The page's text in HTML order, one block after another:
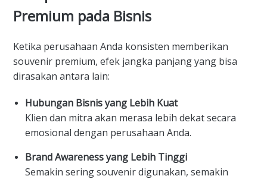
Premium pada Bisnis
Ketika perusahaan Anda konsisten memberikan
souvenir premium, efek jangka panjang yang bisa
dirasakan antara lain:
Hubungan Bisnis yang Lebih Kuat
Klien dan mitra akan merasa lebih dekat secara
emosional dengan perusahaan Anda.
Brand Awareness yang Lebih Tinggi
Semakin sering souvenir digunakan, semakin